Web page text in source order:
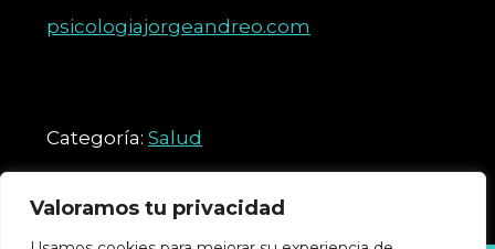
Valoramos tu privacidad
psicologiajorgeandreo.com
Categoría: Salud